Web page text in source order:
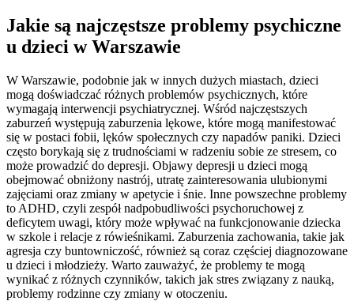
Jakie są najczęstsze problemy psychiczne
u dzieci w Warszawie
W Warszawie, podobnie jak w innych dużych miastach, dzieci
mogą doświadczać różnych problemów psychicznych, które
wymagają interwencji psychiatrycznej. Wśród najczęstszych
zaburzeń występują zaburzenia lękowe, które mogą manifestować
się w postaci fobii, lęków społecznych czy napadów paniki. Dzieci
często borykają się z trudnościami w radzeniu sobie ze stresem, co
może prowadzić do depresji. Objawy depresji u dzieci mogą
obejmować obniżony nastrój, utratę zainteresowania ulubionymi
zajęciami oraz zmiany w apetycie i śnie. Inne powszechne problemy
to ADHD, czyli zespół nadpobudliwości psychoruchowej z
deficytem uwagi, który może wpływać na funkcjonowanie dziecka
w szkole i relacje z rówieśnikami. Zaburzenia zachowania, takie jak
agresja czy buntowniczość, również są coraz częściej diagnozowane
u dzieci i młodzieży. Warto zauważyć, że problemy te mogą
wynikać z różnych czynników, takich jak stres związany z nauką,
problemy rodzinne czy zmiany w otoczeniu.